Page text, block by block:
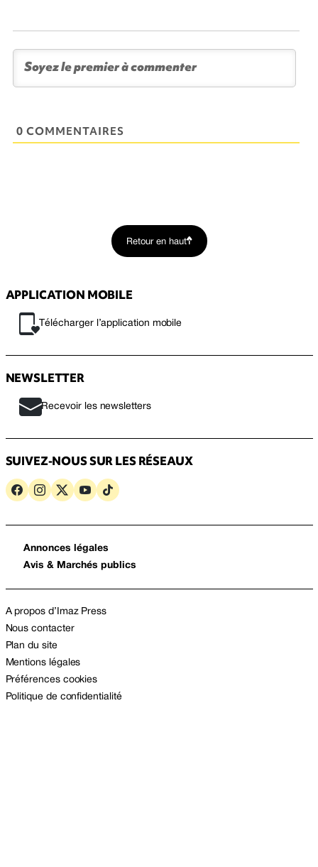
0 COMMENTAIRES
Retour en haut
APPLICATION MOBILE
Télécharger l’application mobile
NEWSLETTER
Recevoir les newsletters
SUIVEZ-NOUS SUR LES RÉSEAUX
Annonces légales
Avis & Marchés publics
A propos d’Imaz Press
Nous contacter
Plan du site
Mentions légales
Préférences cookies
Politique de confidentialité